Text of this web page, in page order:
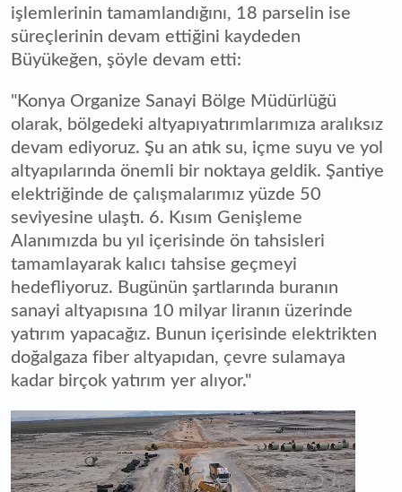
işlemlerinin tamamlandığını, 18 parselin ise
süreçlerinin devam ettiğini kaydeden
Büyükeğen, şöyle devam etti:
"Konya Organize Sanayi Bölge Müdürlüğü
olarak, bölgedeki altyapıyatırımlarımıza aralıksız
devam ediyoruz. Şu an atık su, içme suyu ve yol
altyapılarında önemli bir noktaya geldik. Şantiye
elektriğinde de çalışmalarımız yüzde 50
seviyesine ulaştı. 6. Kısım Genişleme
Alanımızda bu yıl içerisinde ön tahsisleri
tamamlayarak kalıcı tahsise geçmeyi
hedefliyoruz. Bugünün şartlarında buranın
sanayi altyapısına 10 milyar liranın üzerinde
yatırım yapacağız. Bunun içerisinde elektrikten
doğalgaza fiber altyapıdan, çevre sulamaya
kadar birçok yatırım yer alıyor."